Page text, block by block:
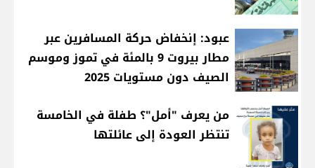
عبود: إنخفاض حركة المسافرين عبر
مطار بيروت 9 بالمئة في تموز وموسم
الصيف دون مستويات 2025
من يعرف "أمل"؟ طفلة في الخامسة
تنتظر العودة إلى عائلتها